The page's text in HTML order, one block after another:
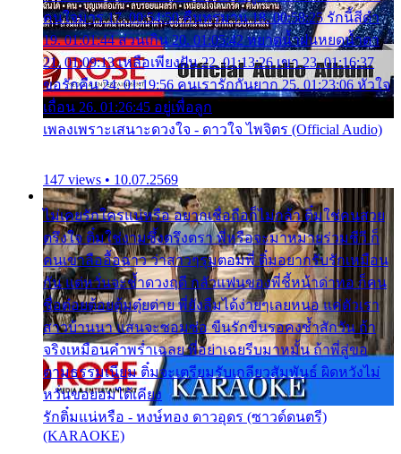
คนใจมาร 17. 00:54:50 คืนทรมาน 18. 00:58:25 รักนี้สีดำ
19. 01:01:44 ส่วนเกิน 20. 01:05:42 หยาดน้ำฝนหยดน้ำตา
21. 01:09:13 เหลือเพียงฝัน 22. 01:13:26 เขา 23. 01:16:37
ขอรักคืน 24. 01:19:56 คนเรารักกันยาก 25. 01:23:06 หัวใจ
เถื่อน 26. 01:26:45 อยู่เพื่อลูก
เพลงเพราะเสนาะดวงใจ - ดาวใจ ไพจิตร (Official Audio)
147 views • 10.07.2569
ไม่เคยรักใครแน่หรือ อยากเชื่อถือก็ไม่กล้า ติ๋มใช่คนสวย
ตรึงใจ ติ๋มใช่งามซึ้งตรึงตรา พี่หรือจะมาหมายร่วมชีวี ก็
คนเขาลืออื้อฉาว ว่าสาวๆรุมตอมพี่ ติ๋มอยากรับรักเหมือน
กัน แต่หวั่นจะช้ำดวงฤดี กลัวแฟนของพี่ชี้หน้าด่าทอ ก็คน
ชื่อต๋อยต้อยตุ้มตุ๋ยต่าย พี่ยังลืมได้ง่ายๆเลยหนอ แค่ตัวเรา
สาวบ้านนา แสนจะซอมซ่อ ขืนรักขืนรอคงช้ำสักวัน ถ้า
จริงเหมือนคำพร่ำเฉลย พี่อย่าเฉยรีบมาหมั้น ถ้าพี่สู่ขอ
ตามธรรมเนียม ติ๋มจะเตรียมรับเกลียวสัมพันธ์ ผิดหวังไม่
หวั่นขอยอมได้เคียง
รักติ๋มแน่หรือ - หงษ์ทอง ดาวอุดร (ซาวด์ดนตรี)
(KARAOKE)